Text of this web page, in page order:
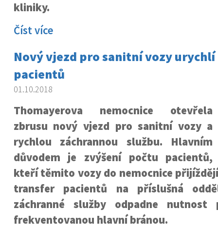
kliniky.
Číst více
Nový vjezd pro sanitní vozy
pacientů
01.10.2018
Thomayerova nemocnice otevřela
zbrusu nový vjezd pro sanitní vozy a
rychlou záchrannou službu. Hlavním
důvodem je zvýšení počtu pacientů,
kteří těmito vozy do nemocnice
transfer pacientů na příslušná
záchranné služby odpadne nutnost
frekventovanou hlavní bránou.